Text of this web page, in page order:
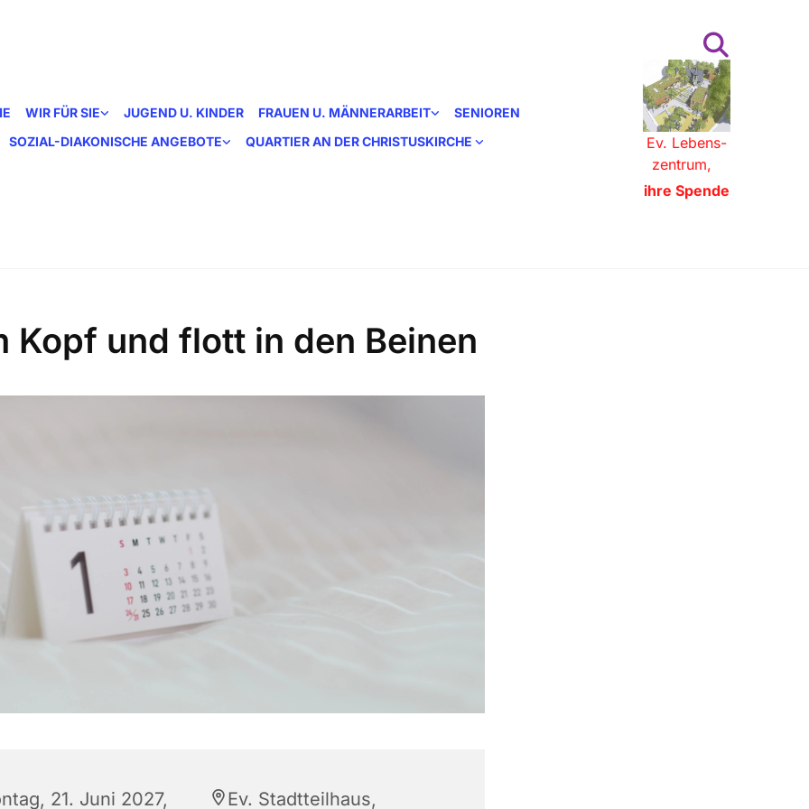
WIR FÜR SIE JUGEND U. KINDER FRAUEN U. MÄNNERARBEIT
SENIOREN
SOZIAL-DIAKONISCHE ANGEBOTE
QUARTIER AN DER CHRISTUSKIRCHE
Ev. Lebens-
zentrum,
ihre Spende
Kopf und flott in den Beinen
21. Juni 2027, Ev. Stadtteilhaus,